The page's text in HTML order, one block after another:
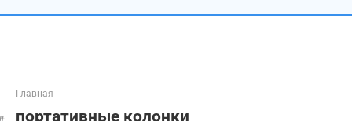
Главная
портативные колонки